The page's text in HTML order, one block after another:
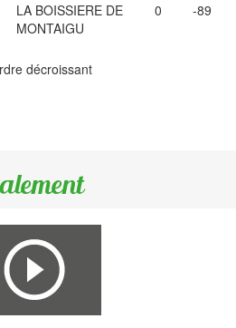
LA BOISSIERE DE
MONTAIGU
0 -89
décroissant